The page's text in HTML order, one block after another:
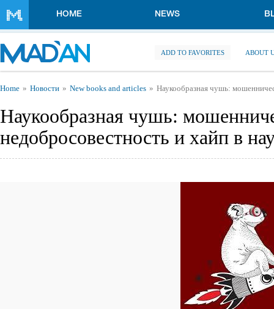
HOME NEWS
ADD TO FAVORITES ABOUT
You are here
Home Новости New books and articles Наукообразная чушь:
Наукообразная чушь:
недобросовестность и хайп в